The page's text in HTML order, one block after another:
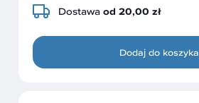
Dostawa od 20,00 zł
Dodaj do koszyka